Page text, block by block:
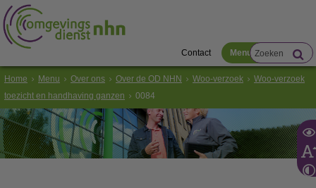
Contact Menu
Home Menu Over ons Over de OD NHN Woo-verzoek
Woo-verzoek
toezicht en handhaving ganzen
0084